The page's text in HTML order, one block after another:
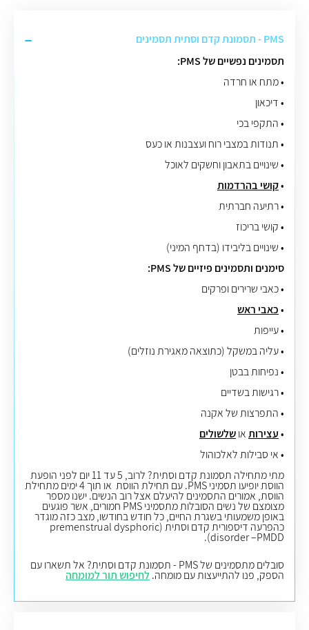
PMS - תסמונת קדם וסתית תסמינים
תסמינים נפשיים של PMS:
• מתח או חרדה
• דיכאון
• התקפי בכי
• תנודות במצבי רוח ועצבנות או כעס
• שינויים בתאבון וחשקים לאוכל
•קושי בהרדמות
• רתיעה חברתית
• קושי בריכוז
• שינויים בליבידו (בדחף המיני)
סימנים ותסמינים פיזיים של PMS:
• כאבי שרירים ופרקים
•כאבי ראש
• עייפות
• עליה במשקל (כתוצאה מאגירת נוזלים)
• נפיחות בבטן
• רגישות בשדיים
• התפרצות של אקנה
•עצירותאושלשולים
• אי סבילות לאלכוהול
מתי מתחילה תסמונת קדם וסתית? לרוב, 5 עד 11 יום לפני הופעת
הווסת יופיעו תסמיני PMS. עם תחילת הווסת או תוך 4 ימים מתחילת
הווסת, אמורים התסמינים להיעלם אצל רוב הנשים. ישנו מספר
מצומצם של נשים הסובלות מתסמיני PMS חמורים, אשר פוגעים
באופן משמעותי בשגרת החיים, כל חודש בחודשו, מצב כזה מוגדר
כהפרעה דיספורית קדם וסתית (premenstrual dysphoric
disorder –PMDD).
סובלים מתסמינים של PMS - תסמונת קדם וסתית? אל תשארו עם
הספק, פנו להתייעצות עם מומחה.לחיפוש תור למומחה